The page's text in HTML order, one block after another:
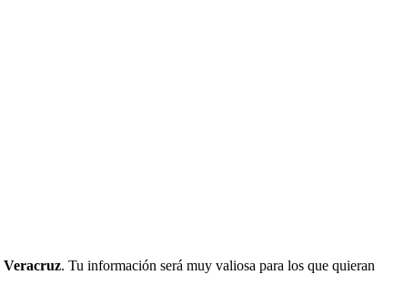
Veracruz. Tu información será muy valiosa para los que quieran